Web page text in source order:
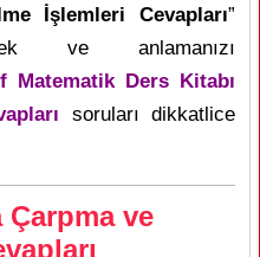
İşlemleri Cevapları”
ve anlamanızı
Matematik Ders Kitabı
soruları dikkatlice
Çarpma ve